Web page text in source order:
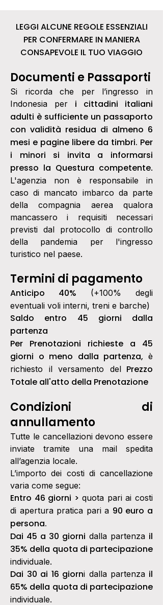
LEGGI ALCUNE REGOLE ESSENZIALI
PER CONFERMARE IN MANIERA
CONSAPEVOLE IL TUO VIAGGIO
Documenti e Passaporti
Si ricorda che per l’ingresso in
Indonesia per i cittadini italiani
adulti è sufficiente un passaporto
con validità residua di almeno 6
mesi e pagine libere da timbri. Per
i minori si invita a informarsi
presso la Questura competente.
L'agenzia non è responsabile in
caso di mancato imbarco da parte
della compagnia aerea qualora
mancassero i requisiti necessari
previsti dal protocollo di controllo
della pandemia per l'ingresso
turistico nel paese.
Termini di pagamento
Anticipo 40% (+100% degli
eventuali voli interni, treni e barche)
Saldo entro 45 giorni dalla
partenza
Per Prenotazioni richieste a 45
giorni o meno dalla partenza, è
richiesto il versamento delPrezzo
Totale all'atto della Prenotazione
Condizioni di
annullamento
Tutte le cancellazioni devono essere
inviate tramite una mail spedita
all’agenzia locale.
L’importo dei costi di cancellazione
varia come segue:
Entro 46 giorni > quota pari ai costi
di apertura pratica pari a 90 euro a
persona.
Dai 45 a 30 giorni dalla partenza il
35% della quota di partecipazione
individuale.
Dai 30 ai 16 giorni dalla partenza il
65% della quota di partecipazione
individuale.